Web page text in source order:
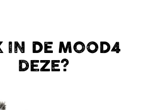
IN DE MOOD4
DEZE?